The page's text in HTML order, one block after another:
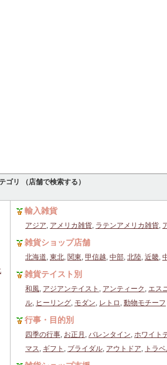
ゴリ （店舗で検索する）
輸入雑貨
アジア, アメリカ雑貨, ラテンアメリカ雑貨,
雑貨ショップ店舗
北海道, 東北, 関東, 甲信越, 中部, 北陸, 近畿,
雑貨テイスト別
和風, アジアンテイスト , アンティーク , エス
ル, ヒーリング, モダン, レトロ , 動物モチーフ
行事・目的別
四季の行事, お正月 , バレンタイン, ホワイト
マス, ギフト , ブライダル, アウトドア, トラ